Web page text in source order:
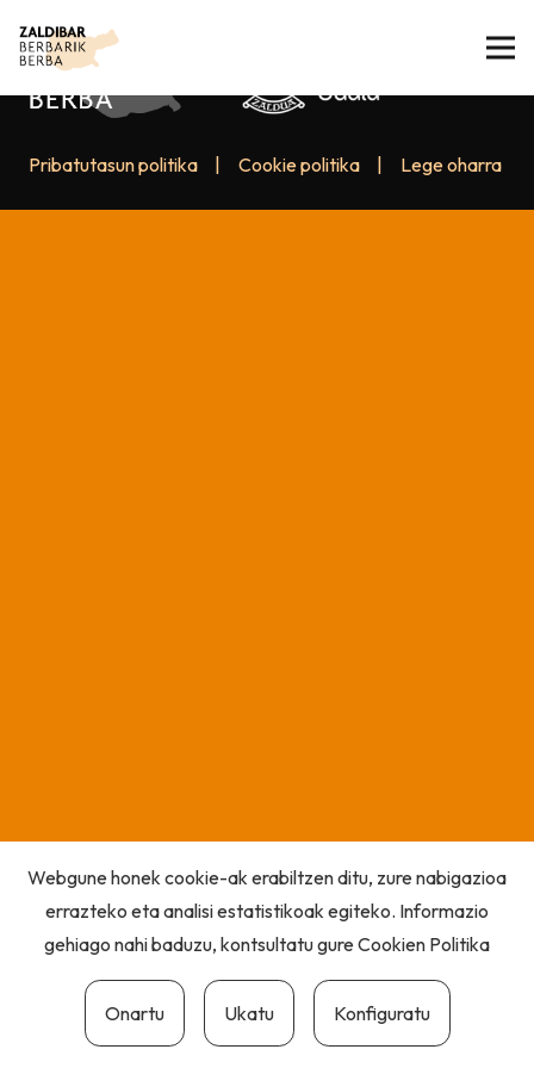
Pribatutasun politika Cookie politika Lege oharra
Webgune honek cookie-ak erabiltzen ditu, zure nabigazioa
errazteko eta analisi estatistikoak egiteko. Informazio
gehiago nahi baduzu, kontsultatu gureCookien Politika
Onartu Ukatu Konfiguratu